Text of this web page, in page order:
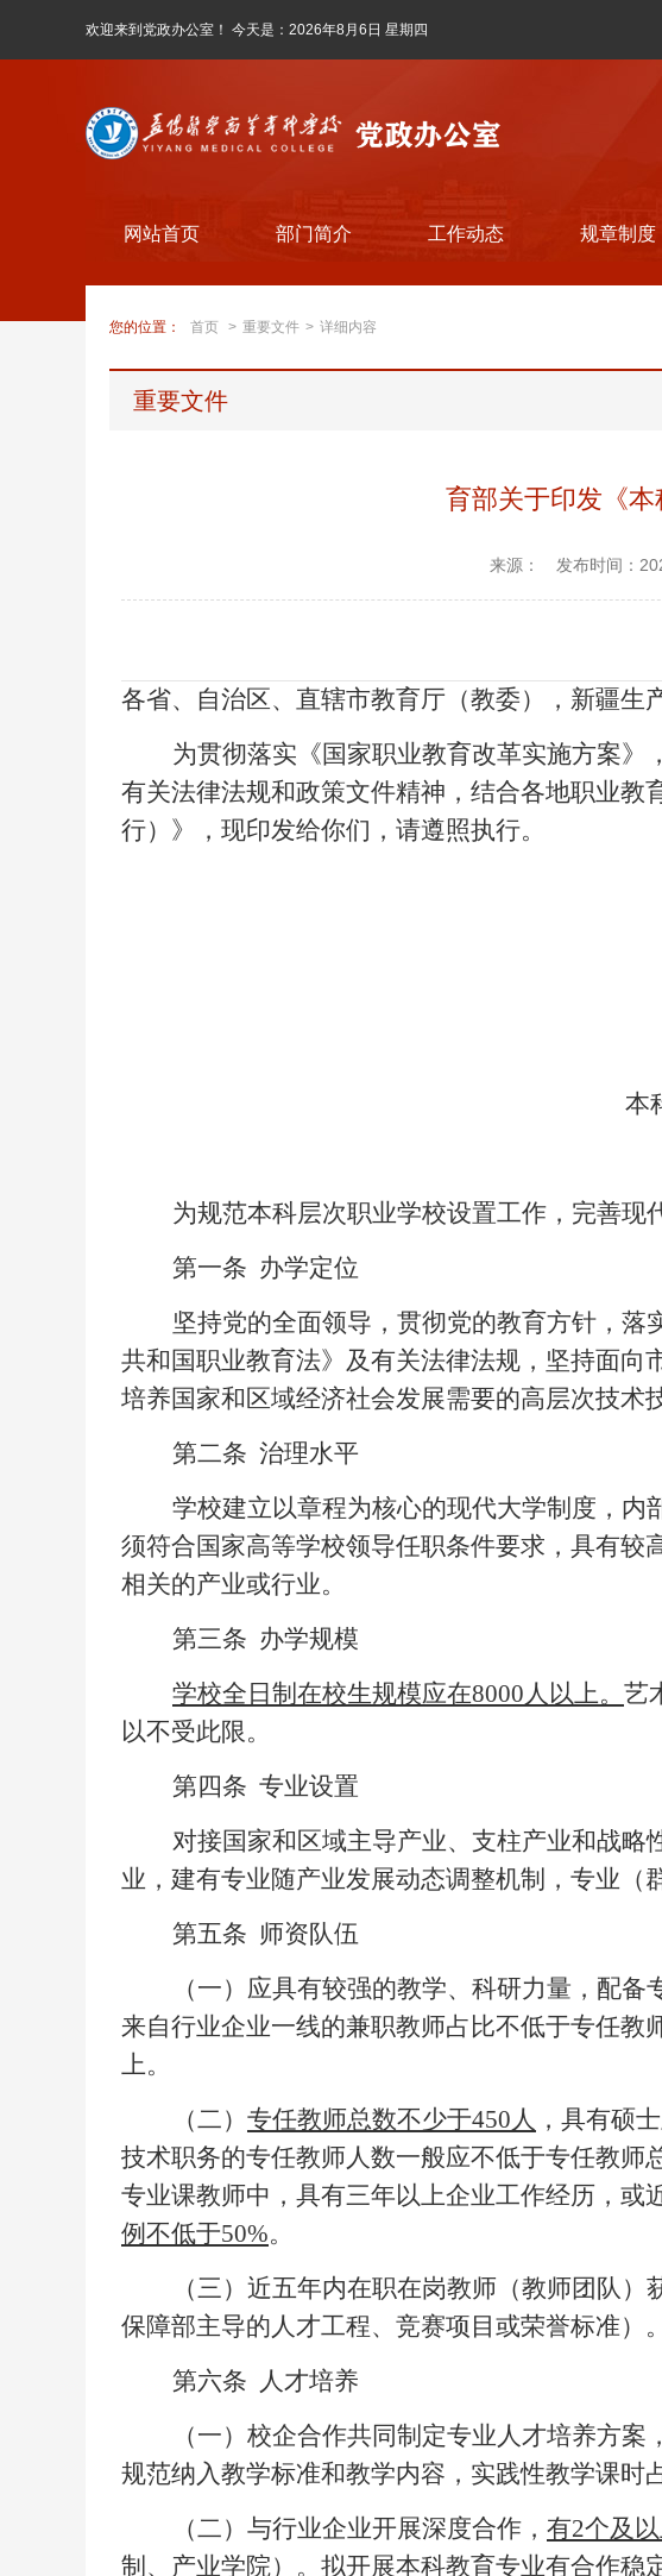
欢迎来到党政办公室！ 今天是： 2026年8月6日 星期四
网站首页 部门简介 工作动态 规章制度
您的位置： 首页 > 重要文件 > 详细内容
重要文件
育部关于印发《
来源： 发布时间：
各省、自治区、直辖市教育厅（教委），新疆生
为贯彻落实《国家职业教育改革实施方案
有关法律法规和政策文件精神，结合各地职业
行）》，现印发给你们，请遵照执行。
本
为规范本科层次职业学校设置工作，完善现
第一条 办学定位
坚持党的全面领导，贯彻党的教育方针，
共和国职业教育法》及有关法律法规，坚持面向
培养国家和区域经济社会发展需要的高层次技术
第二条 治理水平
学校建立以章程为核心的现代大学制度，
须符合国家高等学校领导任职条件要求，具有
相关的产业或行业。
第三条 办学规模
学校全日制在校生规模应在8000人以上。 艺
以不受此限。
第四条 专业设置
对接国家和区域主导产业、支柱产业和战略
业，建有专业随产业发展动态调整机制，专业（
第五条 师资队伍
（一）应具有较强的教学、科研力量，配备
来自行业企业一线的兼职教师占比不低于专任教
上。
（二） 专任教师总数不少于450人 ，具有硕
技术职务的专任教师人数一般应不低于专任教师
专业课教师中，具有三年以上企业工作经历，
例不低于50%。
（三）近五年内在职在岗教师（教师团队
保障部主导的人才工程、竞赛项目或荣誉标准）。
第六条 人才培养
（一）校企合作共同制定专业人才培养方
规范纳入教学标准和教学内容，实践性教学课时
（二）与行业企业开展深度合作， 有2个及
制、产业学院）。 拟开展本科教育专业有合作稳